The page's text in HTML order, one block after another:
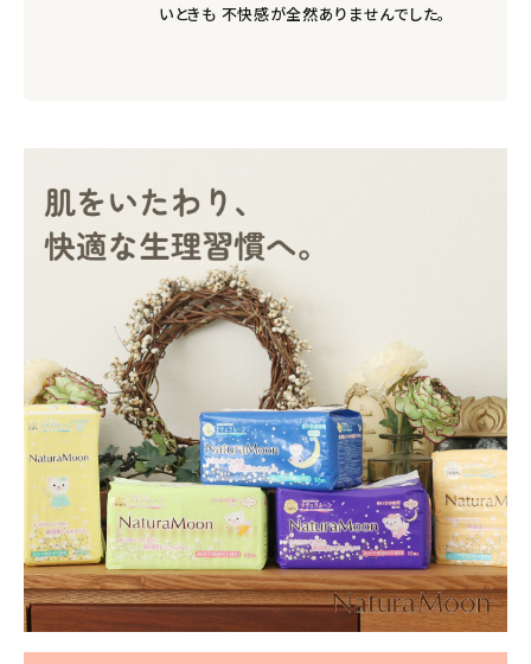
いときも 不快感が全然ありませんでした。